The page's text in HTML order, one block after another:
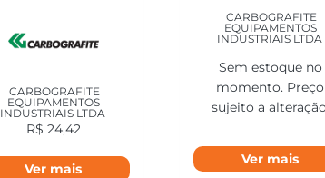
CARBOGRAFITE
EQUIPAMENTOS
INDUSTRIAIS LTDA
R$ 24,42
Ver mais
CARBOGRAFITE
EQUIPAMENTOS
INDUSTRIAIS LTDA
Sem estoque no
momento. Preço
sujeito a
Ver mais